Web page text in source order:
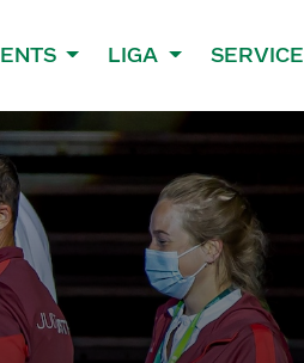
LIGA SERVICE